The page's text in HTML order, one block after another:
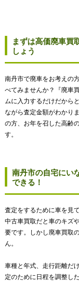
まずは高価廃車買
しょう
南丹市で廃車をお考えの
べてみませんか？『廃車
ムに入力するだけだから
ながら査定金額がわかり
の方、お年を召した高齢
す。
南丹市の自宅にい
できる！
査定をするために車を見
中古車買取だと車のキズ
要です。しかし廃車買取
ん。
車種と年式、走行距離だ
定のために日程を調整し